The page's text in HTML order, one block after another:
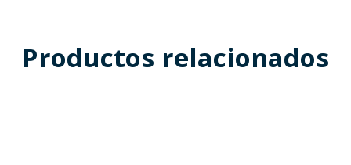
Productos relacionados